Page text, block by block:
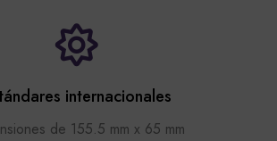
internacionales
de 155.5 mm x 65 mm